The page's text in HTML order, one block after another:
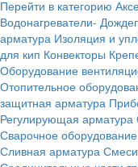
Перейти в категорию
Водонагреватели-
арматура Изоляция и
для кип Конвекторы
Оборудование
Отопительное
защитная арматура
Регулирующая арматура
Сварочное оборудование
Сливная арматура